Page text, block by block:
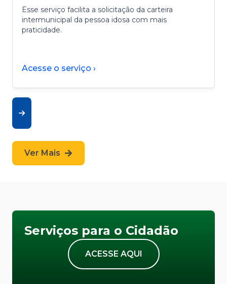
Esse serviço facilita a solicitação da carteira
intermunicipal da pessoa idosa com mais
praticidade.
Acesse o serviço ›
Ver Mais
Serviços para o Cidadão
ACESSE AQUI